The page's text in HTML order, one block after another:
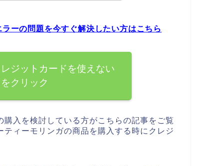
ーの問題を今すぐ解決したい方はこちら
ジットカードを使えない
クリック
入を検討している方がこちらの記事をご覧
ィーモリンガの商品を購入する時にクレジ